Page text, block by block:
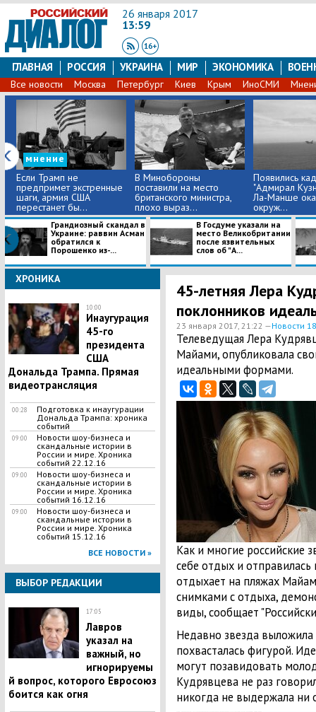
26 января 2017
13:59
ГЛАВНАЯ РОССИЯ УКРАИНА МИР ЭКОНОМИКА
Все новости Москва Петербург Киев Крым ИноСМИ
мнение
Если Трамп не
предпримет экстренные
шаги, армия США
перестанет бы...
В Минобороны
поставили на место
британского министра,
плохо выраз...
Появились
"Адмирал
Ла-Манше
окруж...
​Грандиозный скандал в
Украине: раввин Асман
обратился к
Порошенко из-...
В Госдуме указали на
место Великобритании
после язвительных
слов об "А...
ХРОНИКА
10:00
Инаугурация
45-го
президента
США
Дональда Трампа. Прямая
видеотрансляция
00:28
Подготовка к инаугурации
Дональда Трампа: хроника
событий
09:00
Новости шоу-бизнеса и
скандальные истории в
России и мире. Хроника
событий 22.12.16
09:00
Новости шоу-бизнеса и
скандальные истории в
России и мире. Хроника
событий 16.12.16
09:00
Новости шоу-бизнеса и
скандальные истории в
России и мире. Хроника
событий 15.12.16
ВСЕ НОВОСТИ »
ВЫБОР РЕДАКЦИИ
17:05
Лавров
указал на
важный, но
игнорируемы
й вопрос, которого Евросоюз
боится как огня
45-летняя Лера
поклонников
23 января 2017, 21:22 —Новости
Телеведущая Лера
Майами, опубликовала
идеальными формами.
Как и многие российские
себе отдых и отправилась
отдыхает на пляжах
снимками с отдыха,
виды, сообщает
Недавно звезда
похвасталась фигурой.
могут позавидовать
Кудрявцева не раз
никогда не выдержала ни